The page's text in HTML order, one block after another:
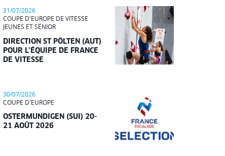
31/07/2026
COUPE D'EUROPE DE VITESSE
JEUNES ET SÉNIOR
DIRECTION ST PÖLTEN (AUT)
POUR L’ÉQUIPE DE FRANCE
DE VITESSE
30/07/2026
COUPE D'EUROPE
OSTERMUNDIGEN (SUI) 20-
21 AOÛT 2026